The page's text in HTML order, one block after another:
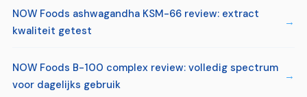
NOW Foods ashwagandha KSM-66 review: extract
kwaliteit getest
NOW Foods B-100 complex review: volledig spectrum
voor dagelijks gebruik